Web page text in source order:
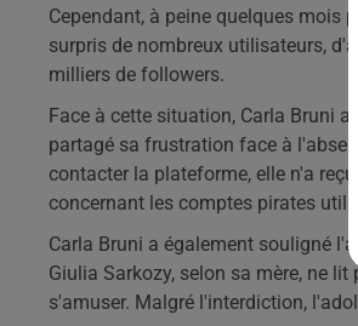
Cependant, à peine quelques mois
surpris de nombreux utilisateurs,
milliers de followers.
Face à cette situation, Carla Bruni a
partagé sa frustration face à
contacter la plateforme, elle n'a
concernant les comptes pirates
Carla Bruni a également souligné
Giulia Sarkozy, selon sa mère, ne
s'amuser. Malgré l'interdiction,